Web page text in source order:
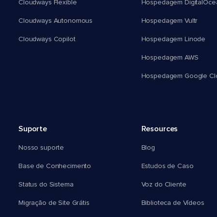
Cloudways Flexible
Cloudways Autonomous
Cloudways Copilot
Hospedagem
Hospedagem Vultr
Hospedagem Linode
Hospedagem AWS
Hospedagem Google
Suporte
Nosso suporte
Base de Conhecimento
Status do Sistema
Migração de Site Grátis
Resources
Blog
Estudos de Caso
Voz do Cliente
Biblioteca de Vídeos